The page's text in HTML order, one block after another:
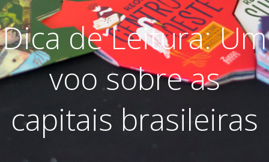
Dica de Leitura: Um
voo sobre as
capitais brasileiras